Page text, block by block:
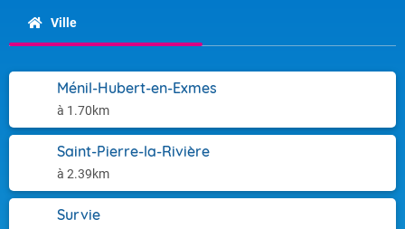
Ville
Ménil-Hubert-en-Exmes
à 1.70km
Saint-Pierre-la-Rivière
à 2.39km
Survie